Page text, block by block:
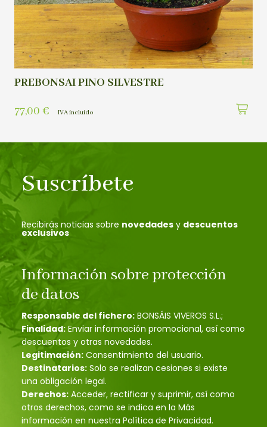
PREBONSAI PINO SILVESTRE
77,00 € IVA incluído
Suscríbete
Recibirás noticias sobre novedades y descuentos
exclusivos
Información sobre protección
de datos
Responsable del fichero: BONSÁIS VIVEROS S.L.;
Finalidad: Enviar información promocional, así como
descuentos y otras novedades.
Legitimación: Consentimiento del usuario.
Destinatarios: Solo se realizan cesiones si existe
una obligación legal.
Derechos: Acceder, rectificar y suprimir, así como
otros derechos, como se indica en la Más
información en nuestra Política de Privacidad.